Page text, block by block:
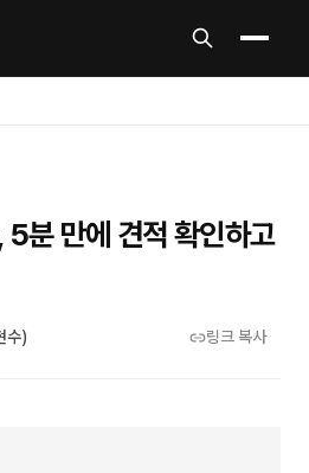
5분 만에 견적 확인하고
수) 링크 복사